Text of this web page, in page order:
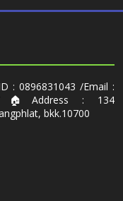
: 0896831043 /Email :
/🏠Address : 134
bkk.10700